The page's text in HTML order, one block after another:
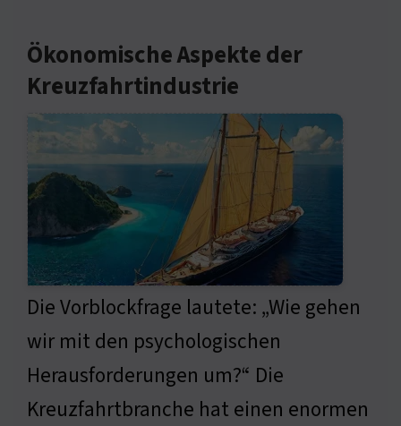
Ökonomische Aspekte der
Kreuzfahrtindustrie
Die Vorblockfrage lautete: „Wie gehen
wir mit den psychologischen
Herausforderungen um?“ Die
Kreuzfahrtbranche hat einen enormen